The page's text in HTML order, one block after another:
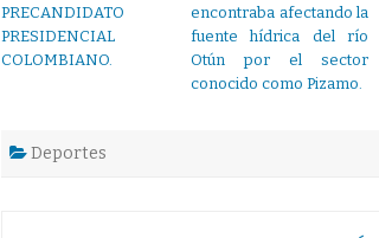
PRECANDIDATO
PRESIDENCIAL
COLOMBIANO.
encontraba afectando la
fuente hídrica del río
Otún por el sector
conocido como Pizamo.
Deportes